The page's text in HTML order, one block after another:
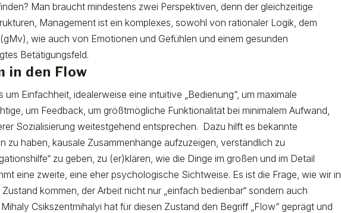
Man braucht mindestens zwei Perspektiven, denn der gleichzeitige
Management ist ein komplexes, sowohl von rationaler Logik, dem
wie auch von Emotionen und Gefühlen und einem gesunden
Betätigungsfeld.
in den Flow
Einfachheit, idealerweise eine intuitive „Bedienung“, um maximale
um Feedback, um größtmögliche Funktionalität bei minimalem Aufwand,
Sozialisierung weitestgehend entsprechen. Dazu hilft es bekannte
zu haben, kausale Zusammenhänge aufzuzeigen, verständlich zu
zu geben, zu (er)klären, wie die Dinge im großen und im Detail
eine zweite, eine eher psychologische Sichtweise. Es ist die Frage, wie wir in
kommen, der Arbeit nicht nur „einfach bedienbar“ sondern auch
Csikszentmihalyi hat für diesen Zustand den Begriff „Flow“ geprägt und